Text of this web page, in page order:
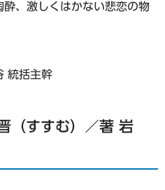
、激しくはかない悲恋の物
統括主幹
（すすむ）／著 岩